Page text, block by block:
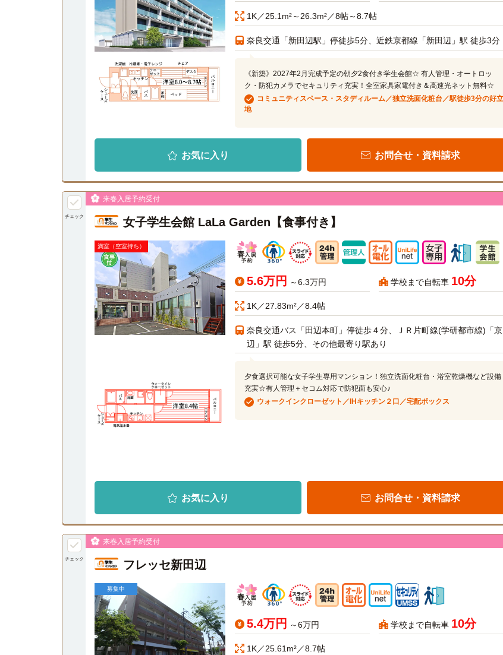
1K／25.1m²～26.3m²／8帖～8.7帖
奈良交通「新田辺駅」停徒歩5分、近鉄京都線「新田辺」駅 徒歩3分
《新築》2027年2月完成予定の朝夕2食付き学生会館☆ 有人管理・オートロッ
ク・防犯カメラでセキュリティ充実！全室家具家電付き＆高速光ネット無料☆
コミュニティスペース・スタディルーム／独立洗面化粧台／駅徒歩3分の好立
地
お気に入り お問合せ・資料請求
チェック
来春入居予約受付
女子学生会館 LaLa Garden【食事付き】
満室（空室待ち）
5.6万円 ～6.3万円 学校まで自転車 10分
1K／27.83m²／8.4帖
奈良交通バス「田辺本町」停徒歩４分、ＪＲ片町線(学研都市線)「京
辺」駅 徒歩5分、その他最寄り駅あり
夕食選択可能な女子学生専用マンション！独立洗面化粧台・浴室乾燥機など設備
充実☆有人管理＋セコム対応で防犯面も安心♪
ウォークインクローゼット／IHキッチン２口／宅配ボックス
お気に入り お問合せ・資料請求
チェック
来春入居予約受付
フレッセ新田辺
募集中
5.4万円 ～6万円 学校まで自転車 10分
1K／25.61m²／8.7帖